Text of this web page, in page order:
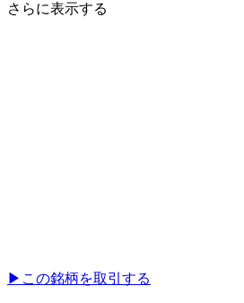
さらに表示する
▶︎ この銘柄を取引する